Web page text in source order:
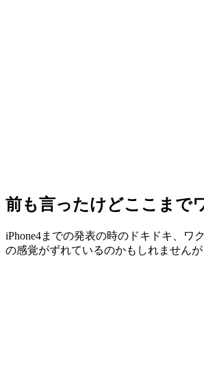
前も言ったけどここまで
iPhone4までの発表の時のドキドキ、ワ
の感覚がずれているのかもしれません